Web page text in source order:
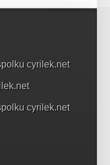
cyrilek.net
cyrilek.net